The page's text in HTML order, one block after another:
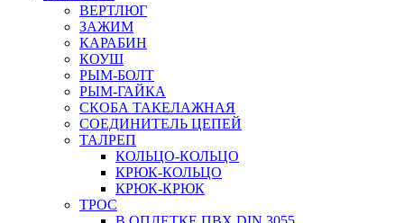
ВЕРТЛЮГ
ЗАЖИМ
КАРАБИН
КОУШ
РЫМ-БОЛТ
РЫМ-ГАЙКА
СКОБА ТАКЕЛАЖНАЯ
СОЕДИНИТЕЛЬ ЦЕПЕЙ
ТАЛРЕП
КОЛЬЦО-КОЛЬЦО
КРЮК-КОЛЬЦО
КРЮК-КРЮК
ТРОС